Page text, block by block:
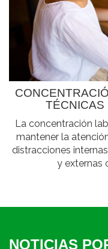
TÉCNICAS
La concentración
mantener la
distracciones
y externas
NOTICIAS